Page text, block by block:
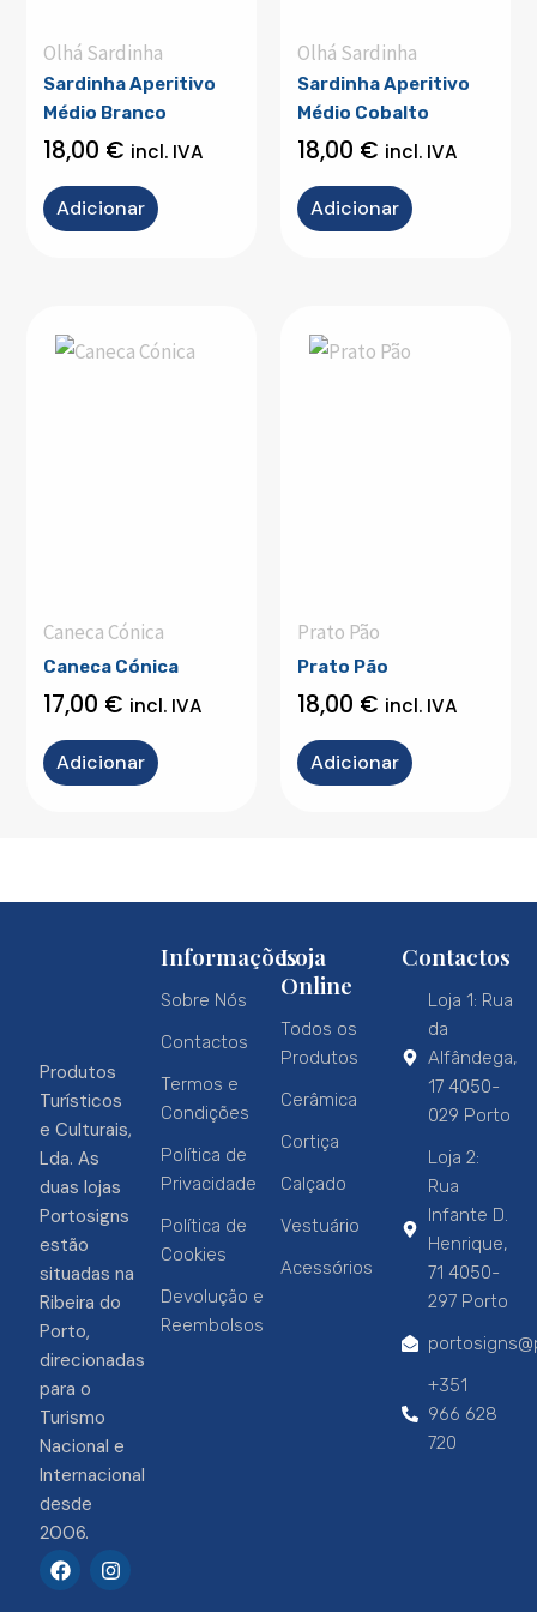
Olhá Sardinha
Sardinha Aperitivo
Médio Branco
18,00 € incl. IVA
Adicionar
Olhá Sardinha
Sardinha Aperitivo
Médio Cobalto
18,00 € incl. IVA
Adicionar
Caneca Cónica
Caneca Cónica
17,00 € incl. IVA
Adicionar
Prato Pão
Prato Pão
18,00 € incl. IVA
Adicionar
Produtos
Turísticos
e Culturais,
Lda. As
duas lojas
Portosigns
estão
situadas na
Ribeira do
Porto,
direcionadas
para o
Turismo
Nacional e
Internacional
desde
2006.
F
a
I
n
Informações
Sobre Nós
Contactos
Termos e
Condições
Política de
Privacidade
Política de
Cookies
Devolução e
Reembolsos
Loja
Online
Todos os
Produtos
Cerâmica
Cortiça
Calçado
Vestuário
Acessórios
Contactos
Loja 1: Rua
da
Alfândega,
17 4050-
029 Porto
Loja 2:
Rua
Infante D.
Henrique,
71 4050-
297 Porto
+351
966 628
720